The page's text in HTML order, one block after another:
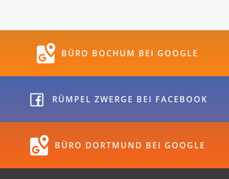
BÜRO BOCHUM BEI GOOGLE
RÜMPEL ZWERGE BEI FACEBOOK
BÜRO DORTMUND BEI GOOGLE